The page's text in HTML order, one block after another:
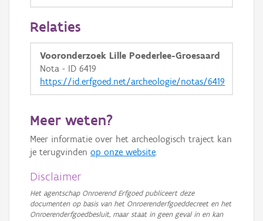
Relaties
Vooronderzoek Lille Poederlee-Groesaard
Nota - ID 6419
https://id.erfgoed.net/archeologie/notas/6419
Meer weten?
Meer informatie over het archeologisch traject kan
je terugvinden op onze website.
Disclaimer
Het agentschap Onroerend Erfgoed publiceert deze
documenten op basis van het Onroerenderfgoeddecreet en het
Onroerenderfgoedbesluit, maar staat in geen geval in en kan